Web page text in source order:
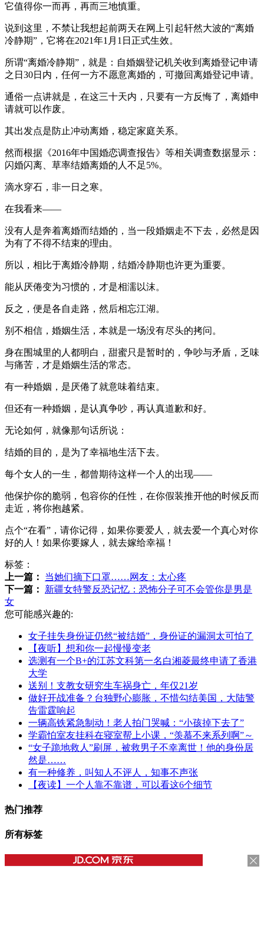
它值得你一而再，再而三地慎重。
说到这里，不禁让我想起前两天在网上引起轩然大波的“离婚
冷静期”，它将在2021年1月1日正式生效。
所谓“离婚冷静期”，就是：自婚姻登记机关收到离婚登记申请
之日30日内，任何一方不愿意离婚的，可撤回离婚登记申请。
通俗一点讲就是，在这三十天内，只要有一方反悔了，离婚申
请就可以作废。
其出发点是防止冲动离婚，稳定家庭关系。
然而根据《2016年中国婚恋调查报告》等相关调查数据显示：
闪婚闪离、草率结婚离婚的人不足5%。
滴水穿石，非一日之寒。
在我看来——
没有人是奔着离婚而结婚的，当一段婚姻走不下去，必然是因
为有了不得不结束的理由。
所以，相比于离婚冷静期，结婚冷静期也许更为重要。
能从厌倦变为习惯的，才是相濡以沫。
反之，便是各自走路，然后相忘江湖。
别不相信，婚姻生活，本就是一场没有尽头的拷问。
身在围城里的人都明白，甜蜜只是暂时的，争吵与矛盾，乏味
与痛苦，才是婚姻生活的常态。
有一种婚姻，是厌倦了就意味着结束。
但还有一种婚姻，是认真争吵，再认真道歉和好。
无论如何，就像那句话所说：
结婚的目的，是为了幸福地生活下去。
每个女人的一生，都曾期待这样一个人的出现——
他保护你的脆弱，包容你的任性，在你假装推开他的时候反而
走近，将你抱越紧。
点个“在看”，请你记得，如果你要爱人，就去爱一个真心对你
好的人！如果你要嫁人，就去嫁给幸福！
标签：
上一篇：
当她们摘下口罩……网友：太心疼
下一篇：
新疆女特警反恐记忆：恐怖分子可不会管你是男是
女
您可能感兴趣的:
​女子挂失身份证仍然“被结婚”，身份证的漏洞太可怕了
【夜听】想和你一起慢慢变老
选测有一个B+的江苏文科第一名白湘菱最终申请了香港
大学
送别！支教女研究生车祸身亡，年仅21岁
做好开战准备？台独野心膨胀，不惜勾结美国，大陆警
告雷霆响起
一辆高铁紧急制动！老人拍门哭喊：“小孩掉下去了”
学霸怕室友挂科在寝室帮上小课，“羡慕不来系列啊”～
“女子跪地救人”刷屏，被救男子不幸离世！他的身份居
然是……
有一种修养，叫知人不评人，知事不声张
【夜读】一个人靠不靠谱，可以看这6个细节
热门推荐
所有标签